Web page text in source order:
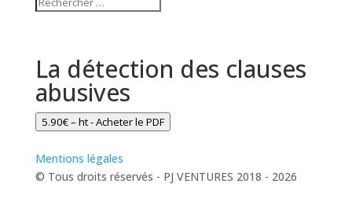
La détection des clauses
abusives
5.90€ – ht - Acheter le PDF
Mentions légales
© Tous droits réservés - PJ VENTURES 2018 - 2026